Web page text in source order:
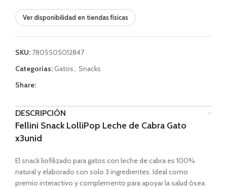
Ver disponibilidad en tiendas físicas
SKU: 7805505012847
Categorías:Gatos, Snacks
Share:
DESCRIPCIÓN
Fellini Snack LolliPop Leche de Cabra Gato
x3unid
El snack liofilizado para gatos con leche de cabra es 100%
natural y elaborado con solo 3 ingredientes. Ideal como
premio interactivo y complemento para apoyar la salud ósea.